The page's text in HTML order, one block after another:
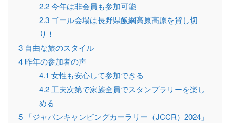
2.2今年は非会員も参加可能
2.3 ゴール会場は長野県飯綱高原高原を貸し切
り！
3 自由な旅のスタイル
4昨年の参加者の声
4.1 女性も安心して参加できる
4.2 工夫次第で家族全員でスタンプラリーを楽し
める
5 「ジャパンキャンピングカーラリー（JCCR）2024」